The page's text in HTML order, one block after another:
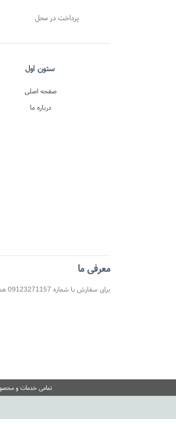
پرداخت در محل
ستون اول
صفحه اصلی
درباره ما
معرفی ما
برای سفارش با شماره 09123271157 هماهنگ شود .
تمامی خدمات و